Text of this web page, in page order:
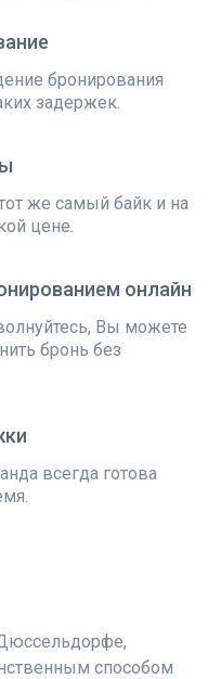
бронирования
задержек.
же самый байк и на
цене.
онлайн
Вы можете
бронь без
всегда готова
способом